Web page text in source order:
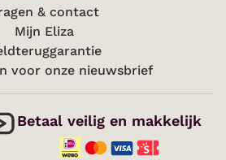
& contact
Mijn Eliza
voor onze nieuwsbrief
Betaal veilig en makkelijk